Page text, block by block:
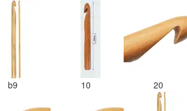
b9 10 20